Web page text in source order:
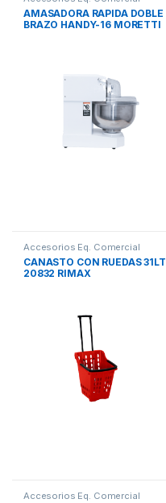
AMASADORA RAPIDA DOBLE
BRAZO HANDY-16 MORETTI
Accesorios Eq. Comercial
CANASTO CON RUEDAS 31LT
20832 RIMAX
Accesorios Eq. Comercial